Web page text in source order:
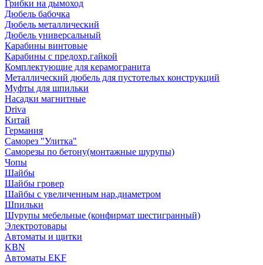
Грибки на дымоход
Дюбель бабочка
Дюбель металлический
Дюбель универсальный
Карабины винтовые
Карабины с предохр.гайкой
Комплектующие для керамогранита
Металлический дюбель для пустотелых конструкций
Муфты для шпильки
Насадки магнитные
Driva
Китай
Германия
Саморез "Улитка"
Саморезы по бетону(монтажные шурупы)
Чопы
Шайбы
Шайбы гровер
Шайбы с увеличенным нар.диаметром
Шпильки
Шурупы мебельные (конфирмат шестигранный)
Электротовары
Автоматы и щитки
KBN
Автоматы EKF